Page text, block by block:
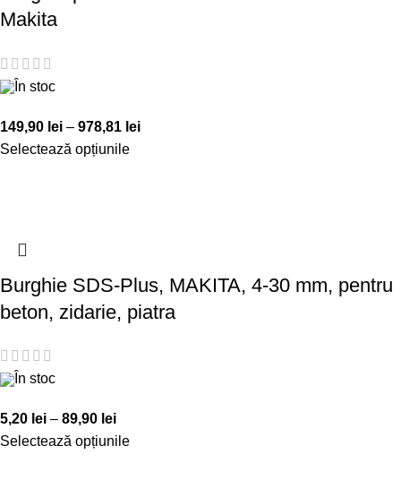
Makita
În stoc
149,90 lei – 978,81 lei
Selectează opțiunile
Burghie SDS-Plus, MAKITA, 4-30 mm, pentru
beton, zidarie, piatra
În stoc
5,20 lei – 89,90 lei
Selectează opțiunile